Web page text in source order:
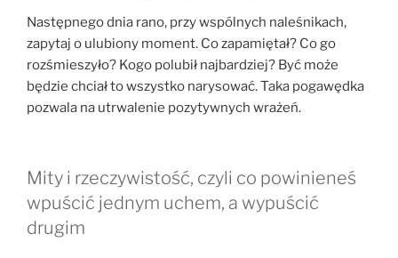
Następnego dnia rano, przy wspólnych naleśnikach,
zapytaj o ulubiony moment. Co zapamiętał? Co go
rozśmieszyło? Kogo polubił najbardziej? Być może
będzie chciał to wszystko narysować. Taka pogawędka
pozwala na utrwalenie pozytywnych wrażeń.
Mity i rzeczywistość, czyli co powinieneś
wpuścić jednym uchem, a wypuścić
drugim